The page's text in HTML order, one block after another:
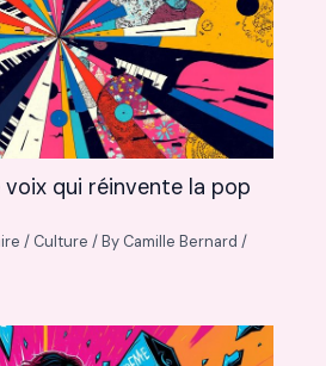
voix qui réinvente la pop
/ Culture / By Camille Bernard/